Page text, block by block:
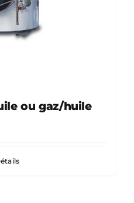
ou gaz/huile